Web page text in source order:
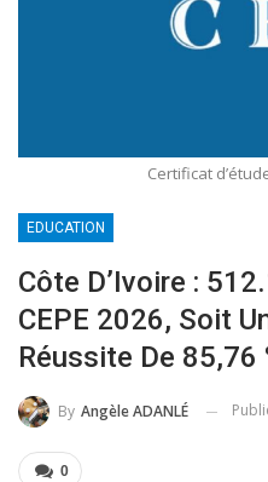
Certificat
EDUCATION
Côte D’Ivoire :
CEPE 2026, Soit
Réussite De 85,76
By Angèle ADANLÉ
0